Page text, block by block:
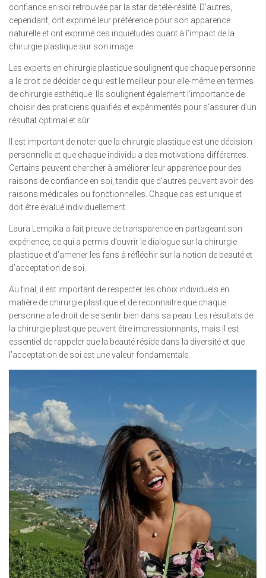
confiance en soi retrouvée par la star de télé-réalité. D’autres,
cependant, ont exprimé leur préférence pour son apparence
naturelle et ont exprimé des inquiétudes quant à l’impact de la
chirurgie plastique sur son image.
Les experts en chirurgie plastique soulignent que chaque personne
a le droit de décider ce qui est le meilleur pour elle-même en termes
de chirurgie esthétique. Ils soulignent également l’importance de
choisir des praticiens qualifiés et expérimentés pour s’assurer d’un
résultat optimal et sûr.
Il est important de noter que la chirurgie plastique est une décision
personnelle et que chaque individu a des motivations différentes.
Certains peuvent chercher à améliorer leur apparence pour des
raisons de confiance en soi, tandis que d’autres peuvent avoir des
raisons médicales ou fonctionnelles. Chaque cas est unique et
doit être évalué individuellement.
Laura Lempika a fait preuve de transparence en partageant son
expérience, ce qui a permis d’ouvrir le dialogue sur la chirurgie
plastique et d’amener les fans à réfléchir sur la notion de beauté et
d’acceptation de soi.
Au final, il est important de respecter les choix individuels en
matière de chirurgie plastique et de reconnaitre que chaque
personne a le droit de se sentir bien dans sa peau. Les résultats de
la chirurgie plastique peuvent être impressionnants, mais il est
essentiel de rappeler que la beauté réside dans la diversité et que
l’acceptation de soi est une valeur fondamentale.